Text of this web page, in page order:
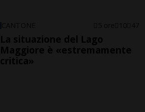
CANTONE 5 ore 10 47
La situazione del Lago
Maggiore è «estremamente
critica»